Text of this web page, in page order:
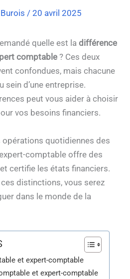
/ 20 avril 2025
quelle est la différence
comptable ? Ces deux
confondues, mais chacune
d’une entreprise.
peut vous aider à choisir
vos besoins financiers.
quotidiennes des
comptable offre des
certifie les états financiers.
distinctions, vous serez
dans le monde de la
et expert-comptable
et expert-comptable